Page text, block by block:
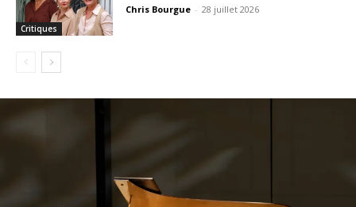
Critiques
Chris Bourgue - 28 juillet 2026